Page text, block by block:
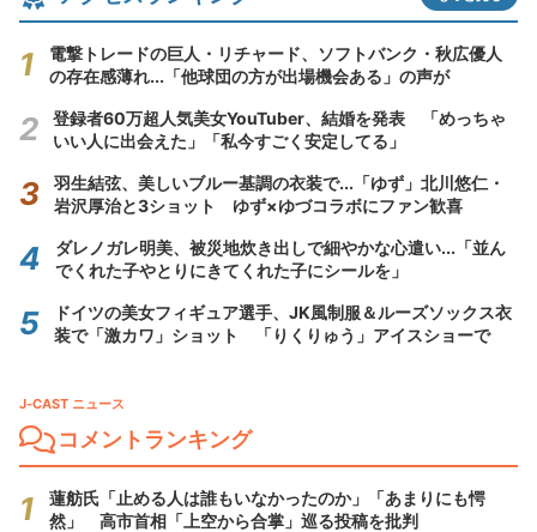
電撃トレードの巨人・リチャード、ソフトバンク・秋広優人
の存在感薄れ...「他球団の方が出場機会ある」の声が
登録者60万超人気美女YouTuber、結婚を発表 「めっちゃ
いい人に出会えた」「私今すごく安定してる」
羽生結弦、美しいブルー基調の衣装で...「ゆず」北川悠仁・
岩沢厚治と3ショット ゆず×ゆづコラボにファン歓喜
ダレノガレ明美、被災地炊き出しで細やかな心遣い...「並ん
でくれた子やとりにきてくれた子にシールを」
ドイツの美女フィギュア選手、JK風制服＆ルーズソックス衣
装で「激カワ」ショット 「りくりゅう」アイスショーで
J-CAST ニュース
コメントランキング
蓮舫氏「止める人は誰もいなかったのか」「あまりにも愕
然」 高市首相「上空から合掌」巡る投稿を批判